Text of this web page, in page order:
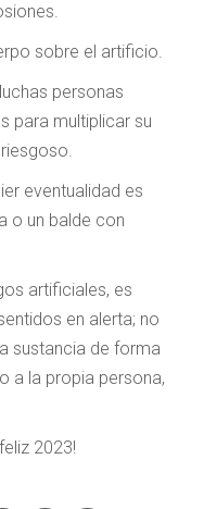
sobre el artificio.
personas
para multiplicar su
eventualidad es
o un balde con
artificiales, es
en alerta; no
sustancia de forma
a la propia persona,
2023!